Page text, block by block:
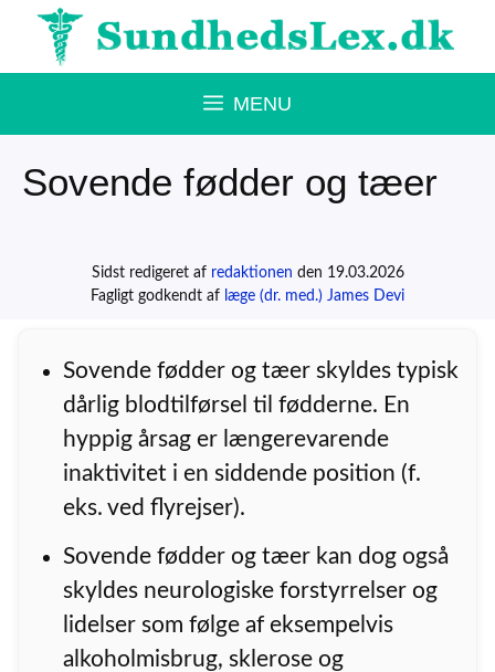
Hop
MENU
Sovende fødder og tæer
Sidst redigeret af redaktionen den 19.03.2026
Fagligt godkendt af læge (dr. med.) James Devi
Sovende fødder og tæer skyldes typisk
dårlig blodtilførsel til fødderne. En
hyppig årsag er længerevarende
inaktivitet i en siddende position (f.
eks. ved flyrejser).
Sovende fødder og tæer kan dog også
skyldes neurologiske forstyrrelser og
lidelser som følge af eksempelvis
alkoholmisbrug, sklerose og